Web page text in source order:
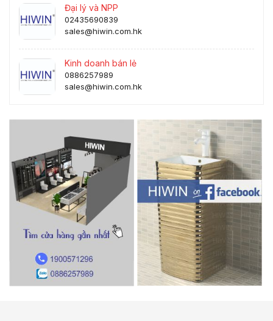
Đại lý và NPP
02435690839
sales@hiwin.com.hk
Kinh doanh bán lẻ
0886257989
sales@hiwin.com.hk